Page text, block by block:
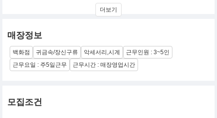
니다. 130년 전통과 장인정신, 그리고 지속적인 기술 발전으로 스와
로브스키는 오늘날 크리스털 커팅분야에서 세계 최고의 기업으로
스와로브스키는 다양하고 창의적인 행보를 이어나가고 있습니다.
지속적인 기술 혁신을 통해 세계 최고 품질의 크리스털과 천연 젬스
톤, 주얼리, 액세서리, 홈 데코 아이템 등 10만 개 이상의 제품을 디
자인 및 제조, 판매 합니다. 또한, 패션/디자인 및 영화 분야와 협업
하여 크리스털과 새로운 창조성을 발현할 수 있는 영역을 넓혀가고
니다. 스와로브스키코리아는 2000년에 설립, 전국 약 70여 개의 면
세점, 백화점 및 아울렛 매장을 운영하며, 독자적인 브랜드 입지를
더보기
매장정보
백화점 귀금속/장신구류 악세서리,시계
근무인원 : 3~5인
근무요일 : 주5일근무
근무시간 : 매장영업시간
모집조건